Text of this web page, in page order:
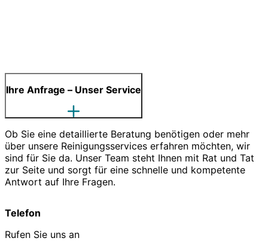
Ihre Anfrage – Unser Service
Ob Sie eine detaillierte Beratung benötigen oder mehr
über unsere Reinigungsservices erfahren möchten, wir
sind für Sie da. Unser Team steht Ihnen mit Rat und Tat
zur Seite und sorgt für eine schnelle und kompetente
Antwort auf Ihre Fragen.
Telefon
Rufen Sie uns an